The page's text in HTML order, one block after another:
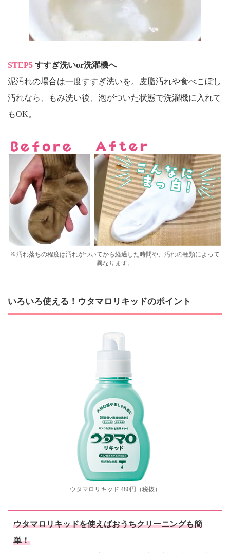
STEP5 すすぎ洗いor洗濯機へ
泥汚れの場合は一度すすぎ洗いを。皮脂汚れや食べこぼし
汚れなら、もみ洗い後、泡がついた状態で洗濯機に入れて
もOK。
※汚れ落ちの程度は汚れがついてから経過した時間や、汚れの種類によって
異なります。
いろいろ使える！ウタマロリキッドのポイント
ウタマロリキッド 480円（税抜）
ウタマロリキッドを使えばおうちクリーニングも簡
単！